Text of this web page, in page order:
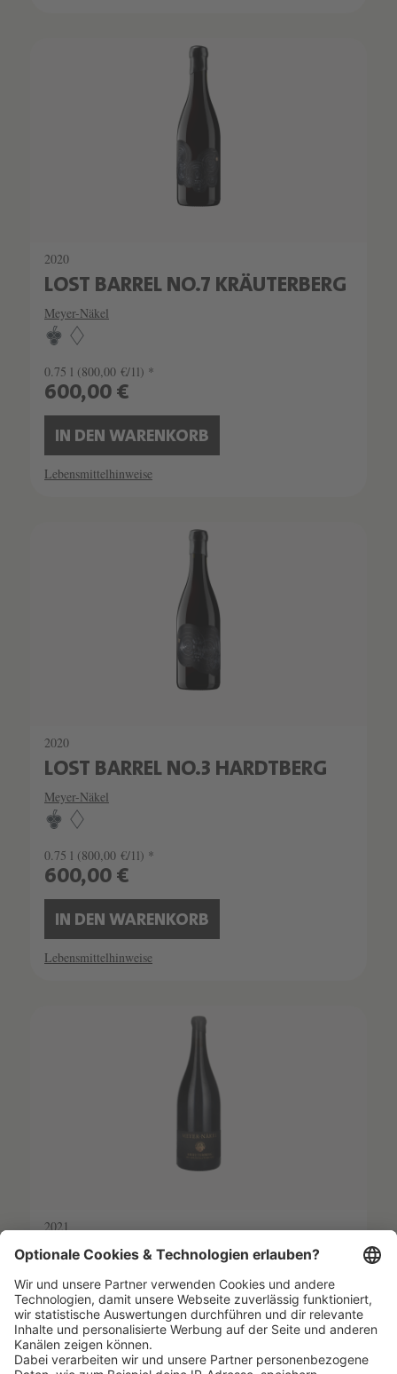
2020
LOST BARREL NO.7 KRÄUTERBERG
Meyer-Näkel
0.75 l (800,00 €/1l) *
600,00 €
IN DEN WARENKORB
Lebensmittelhinweise
2020
LOST BARREL NO.3 HARDTBERG
Meyer-Näkel
0.75 l (800,00 €/1l) *
600,00 €
IN DEN WARENKORB
Lebensmittelhinweise
2021
WALPORZHEIMER KRÄUTERBERG
SPÄTBURGUNDER MAGNUM
Meyer-Näkel
1.5 l(132,67 €/1l) *